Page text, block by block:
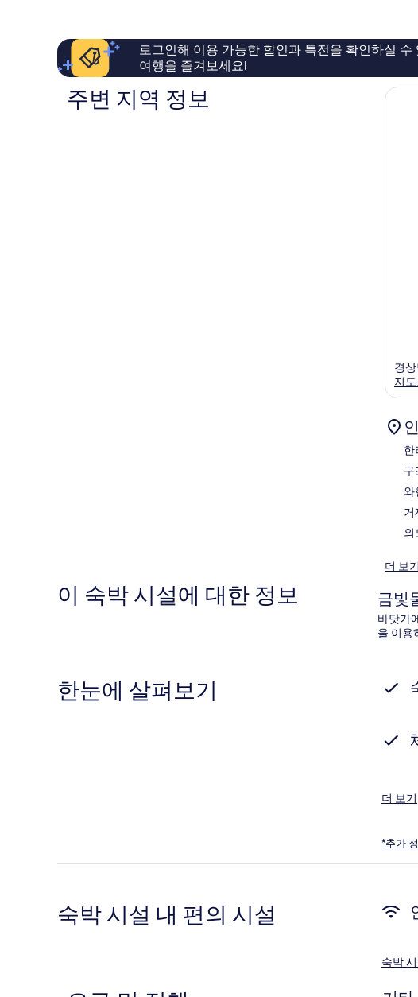
이
후
92
해
요,
로그인해 이용 가능한 할인과 특전을 확인하실
여행을 즐겨보세요!
주변 지역 정보
경
지
한
구
와
거
외
더 보기
이 숙박 시설에 대한 정보 금빛
바닷가
을 이용
한눈에 살펴보기
더 보기
*추가
숙박 시설 내 편의 시설
숙박